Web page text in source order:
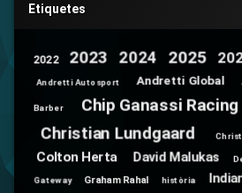
Etiquetes
2022 2023 2024 2025
Andretti Autosport Andretti Global
Barber
Chip Ganassi Racing
Christian Lundgaard
Colton Herta David Malukas
Gateway Graham Rahal història